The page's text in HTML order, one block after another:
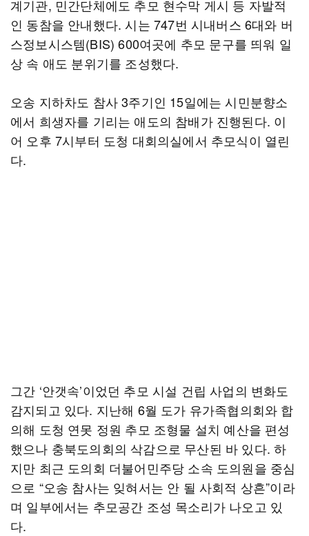
계기관, 민간단체에도 추모 현수막 게시 등 자발적
인 동참을 안내했다. 시는 747번 시내버스 6대와 버
스정보시스템(BIS) 600여곳에 추모 문구를 띄워 일
상 속 애도 분위기를 조성했다.
오송 지하차도 참사 3주기인 15일에는 시민분향소
에서 희생자를 기리는 애도의 참배가 진행된다. 이
어 오후 7시부터 도청 대회의실에서 추모식이 열린
다.
그간 ‘안갯속’이었던 추모 시설 건립 사업의 변화도
감지되고 있다. 지난해 6월 도가 유가족협의회와 합
의해 도청 연못 정원 추모 조형물 설치 예산을 편성
했으나 충북도의회의 삭감으로 무산된 바 있다. 하
지만 최근 도의회 더불어민주당 소속 도의원을 중심
으로 “오송 참사는 잊혀서는 안 될 사회적 상흔”이라
며 일부에서는 추모공간 조성 목소리가 나오고 있
다.